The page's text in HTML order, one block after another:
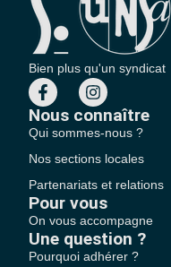
Bien plus qu'un syndicat
Nous connaître
Qui sommes-nous ?
Nos sections locales
Partenariats et relations
Pour vous
On vous accompagne
Une question ?
Pourquoi adhérer ?